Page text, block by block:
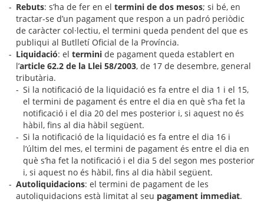
Rebuts: s’ha de fer en el termini de dos mesos; si bé, en
tractar-se d’un pagament que respon a un padró periòdic
de caràcter col·lectiu, el termini queda pendent del que es
publiqui al Butlletí Oficial de la Província.
Liquidació: el termini de pagament queda establert en
l’article 62.2 de la Llei 58/2003, de 17 de desembre, general
tributària.
Si la notificació de la liquidació es fa entre el dia 1 i el 15,
el termini de pagament és entre el dia en què s’ha fet la
notificació i el dia 20 del mes posterior i, si aquest no és
hàbil, fins al dia hàbil següent.
Si la notificació de la liquidació es fa entre el dia 16 i
l’últim del mes, el termini de pagament és entre el dia en
què s’ha fet la notificació i el dia 5 del segon mes posterior
i, si aquest no és hàbil, fins al dia hàbil següent.
Autoliquidacions: el termini de pagament de les
autoliquidacions està limitat al seu pagament immediat.